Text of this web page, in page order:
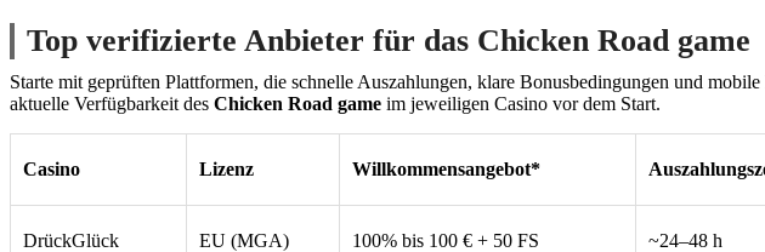
Top verifizierte Anbieter für das Chicken Road game
Starte mit geprüften Plattformen, die schnelle Auszahlungen, klare Bonusbedingungen und
aktuelle Verfügbarkeit des Chicken Road game im jeweiligen Casino vor dem Start.
Casino Lizenz Willkommensangebot*
DrückGlück EU (MGA) 100% bis 100 € + 50 FS ~24–48 h